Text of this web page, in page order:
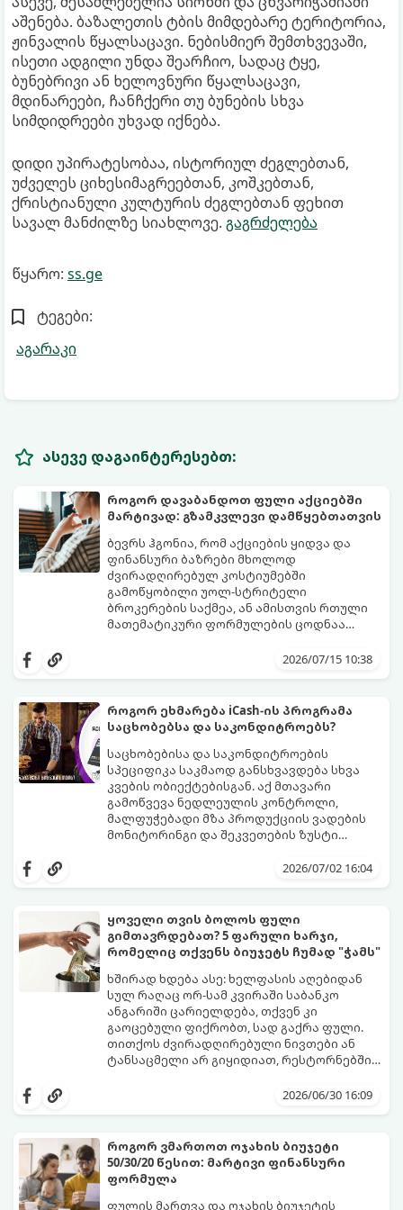
აშენება. ბაზალეთის ტბის მიმდებარე ტერიტორია,
ჟინვალის წყალსაცავი. ნებისმიერ შემთხვევაში,
ისეთი ადგილი უნდა შეარჩიო, სადაც ტყე,
ბუნებრივი ან ხელოვნური წყალსაცავი,
მდინარეები, ჩანჩქერი თუ ბუნების სხვა
სიმდიდრეები უხვად იქნება.
დიდი უპირატესობაა, ისტორიულ ძეგლებთან,
უძველეს ციხესიმაგრეებთან, კოშკებთან,
ქრისტიანული კულტურის ძეგლებთან ფეხით
სავალ მანძილზე სიახლოვე. გაგრძელება
წყარო: ss.ge
ტეგები:
აგარაკი
ასევე დაგაინტერესებთ:
როგორ დავაბანდოთ ფული აქციებში
მარტივად: გზამკვლევი დამწყებთათვის
ბევრს ჰგონია, რომ აქციების ყიდვა და
ფინანსური ბაზრები მხოლოდ
ძვირადღირებულ კოსტიუმებში
გამოწყობილი უოლ-სტრიტელი
ბროკერების საქმეა, ან ამისთვის რთული
მათემატიკური ფორმულების ცოდნაა
ყიდვა იმაზე მარტივია, ვიდრე ონლაინ
სულ რაღაც $10-ითაც კი შეგიძლიათ.
გაერკვეთ ფინანსების სამყაროში,
უსაფრთხოდ.
2026/07/15 10:38
როგორ ეხმარება iCash-ის პროგრამა
საცხობებსა და საკონდიტროებს?
საცხობებისა და საკონდიტროების
სპეციფიკა საკმაოდ განსხვავდება სხვა
კვების ობიექტებისგან. აქ მთავარი
გამოწვევა ნედლეულის კონტროლი,
მალფუჭებადი მზა პროდუქციის ვადების
მონიტორინგი და შეკვეთების ზუსტი
ნიშისთვის შემუშავებულ ციფრულ
წარმოების ყოველი ეტაპის
ოპტიმიზაციაში.
2026/07/02 16:04
ყოველი თვის ბოლოს ფული
გიმთავრდებათ? 5 ფარული ხარჯი,
რომელიც თქვენს ბიუჯეტს ჩუმად "ჭამს"
ხშირად ხდება ასე: ხელფასის აღებიდან
სულ რაღაც ორ-სამ კვირაში საბანკო
ანგარიში ცარიელდება, თქვენ კი
გაოცებული ფიქრობთ, სად გაქრა ფული.
თითქოს ძვირადღირებული ნივთები ან
ტანსაცმელი არ გიყიდიათ, რესტორნებშიც
მსხვილი საყიდლები კი არ აცარიელებს,
ფინანსისტები „ფარულ ხარჯებს“ უწოდებენ
- ისინი ჩუმად, ყოველდღე იპარავენ თქვენს
ფულს და თვის ბოლოს სოლიდურ თანხად
გროვდებიან.
გთავაზობთ 5 ყველაზე გავრცელებულ
ფარულ ხარჯს, რომელთა კონტროლიც
ფინანსურ სტაბილურობას
2026/06/30 16:09
როგორ ვმართოთ ოჯახის ბიუჯეტი
50/30/20 წესით: მარტივი ფინანსური
ფორმულა
ფულის მართვა და ოჯახის ბიუჯეტის